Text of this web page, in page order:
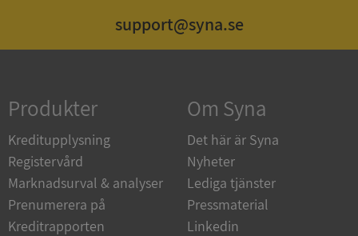
support@syna.se
Produkter
Kreditupplysning
Registervård
Marknadsurval & analyser
Prenumerera på
Kreditrapporten
Om Syna
Det här är Syna
Nyheter
Lediga tjänster
Pressmaterial
Linkedin
kärnwebbplatsfunktioner som användarinloggning
och kontohantering. Webbplatsen kan inte
användas ordentligt utan strikt nödvändiga cookies.
Namn
Leverantör
Domän